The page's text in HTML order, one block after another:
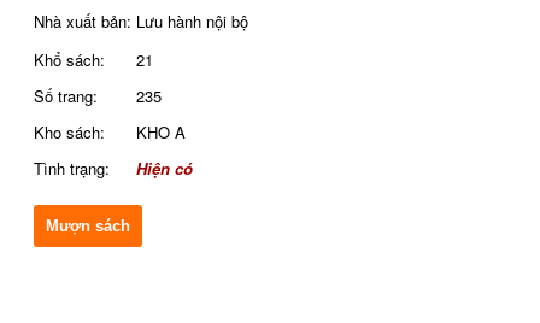
Nhà xuất bản: Lưu hành nội bộ
Khổ sách:
21
Số trang:
235
Kho sách:
KHO A
Tình trạng:
Hiện có
Mượn sách